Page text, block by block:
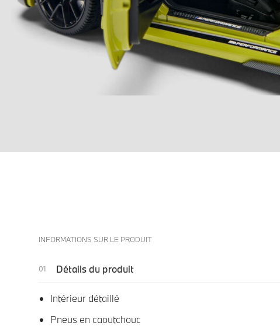
INFORMATIONS SUR LE PRODUIT
Détails du produit
Intérieur détaillé
Pneus en caoutchouc